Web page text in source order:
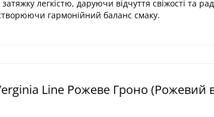
легкістю, даруючи відчуття свіжості та
гармонійний баланс смаку.
Line Рожеве Гроно (Рожевий